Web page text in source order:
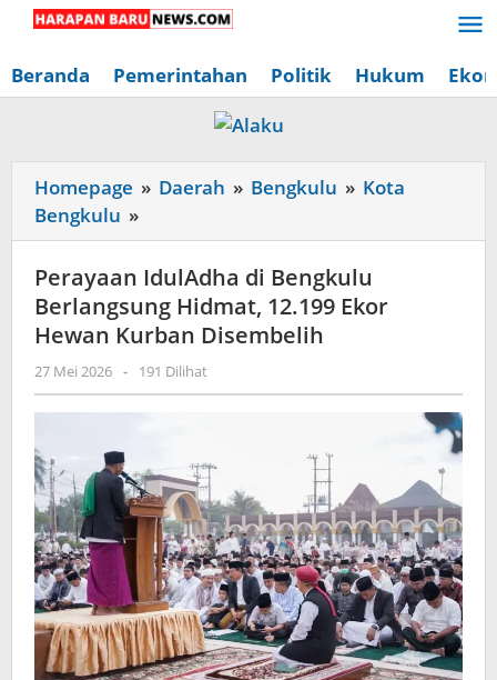
Lewati
konten
Beranda Pemerintahan Politik Hukum
Homepage » Daerah » Bengkulu » Kota
Bengkulu »
IdulAdha
di
Bengkulu
Berlangsung
12.199
Kurban
Disembelih
Perayaan IdulAdha di Bengkulu
Berlangsung Hidmat, 12.199 Ekor
Hewan Kurban Disembelih
27 Mei 2026 oleh
Redaksi
Harapan
News
- 191 Dilihat